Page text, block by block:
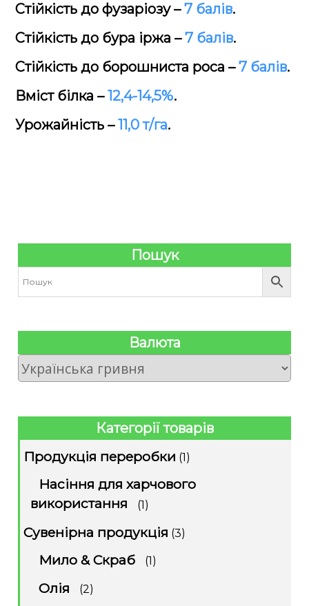
Стійкість до фузаріозу –7 балів.
Стійкість до бура іржа –7 балів.
Стійкість до борошниста роса –7 балів.
Вміст білка –12,4-14,5%.
Урожайність –11,0 т/га.
Пошук
Валюта
Категорії товарів
Продукція переробки (1)
Насіння для харчового
використання
(1)
Сувенірна продукція (3)
Мило & Скраб (1)
Олія (2)